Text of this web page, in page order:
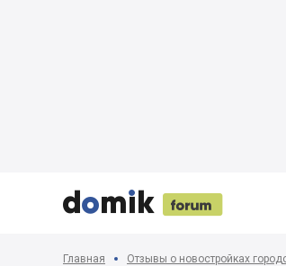


 

Главная Отзывы о новостройках